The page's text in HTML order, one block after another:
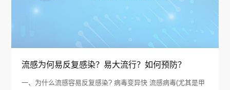
流感为何易反复感染？易大流行？如何预防？
一、为什么流感容易反复感染? 病毒变异快 流感病毒(尤其是甲